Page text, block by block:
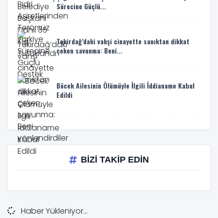
Sürecine Güçlü...
Tekirdağ’daki vahşi cinayette sanıktan dikkat
çeken savunma: Beni...
Böcek Ailesinin Ölümüyle İlgili İddianame Kabul
Edildi
BİZİ TAKİP EDİN
Haber Yükleniyor...